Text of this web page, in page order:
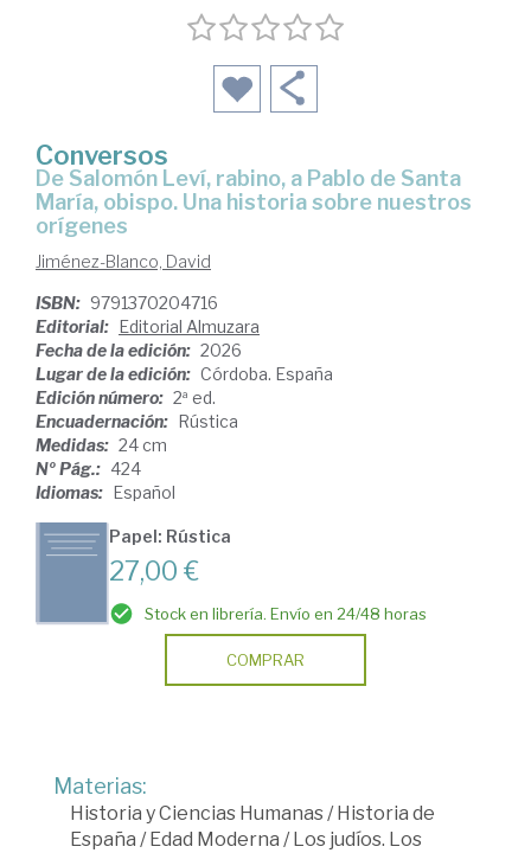
Conversos
De Salomón Leví, rabino, a Pablo de Santa
María, obispo. Una historia sobre nuestros
orígenes
Jiménez-Blanco, David
ISBN: 9791370204716
Editorial: Editorial Almuzara
Fecha de la edición: 2026
Lugar de la edición: Córdoba. España
Edición número: 2ª ed.
Encuadernación: Rústica
Medidas: 24 cm
Nº Pág.: 424
Idiomas: Español
Papel: Rústica
27,00 €
Stock en librería. Envío en 24/48 horas
COMPRAR
Materias:
Historia y Ciencias Humanas/ Historia de
España / Edad Moderna / Los judíos. Los